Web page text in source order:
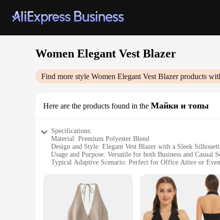
Women Elegant Vest Blazer
Find more style Women Elegant Vest Blazerproducts
Here are the products found in the Майки и топы
Specifications:
Material: Premium Polyester Blend
Design and Style: Elegant Vest Blazer with a Sleek
Usage and Purpose: Versatile for both Business and Casual
Typical Adaptive Scenario: Perfect for Office Attire or
Performance and Property: Durable and Comfortable for
Features:
**Elegant Design and Versatile Styling**
Step into the world of sophistication with our Women
ensure durability and comfort, making it an ideal choice